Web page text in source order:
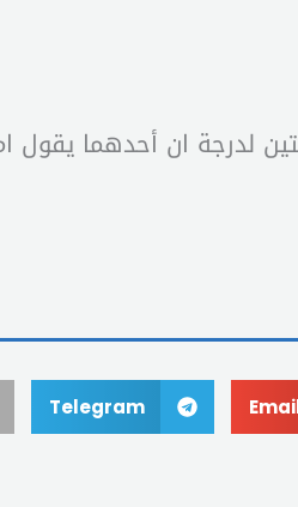
لدرجة ان أحدهما يقول
Telegram